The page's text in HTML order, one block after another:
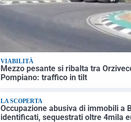
VIABILITÀ
Mezzo pesante si ribalta tra
Pompiano: traffico in tilt
LA SCOPERTA
Occupazione abusiva di immobili a
identificati, sequestrati oltre 4mila